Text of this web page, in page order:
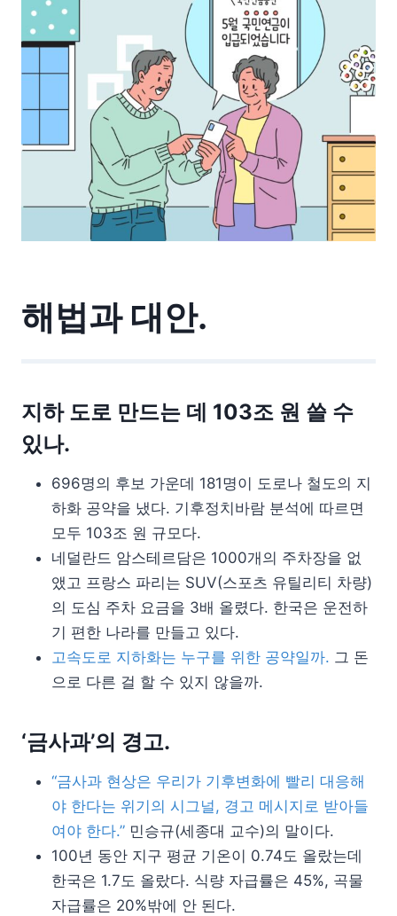
해법과 대안.
지하 도로 만드는 데 103조 원 쓸 수
있나.
696명의 후보 가운데 181명이 도로나 철도의 지
하화 공약을 냈다. 기후정치바람 분석에 따르면
모두 103조 원 규모다.
네덜란드 암스테르담은 1000개의 주차장을 없
앴고 프랑스 파리는 SUV(스포츠 유틸리티 차량)
의 도심 주차 요금을 3배 올렸다. 한국은 운전하
기 편한 나라를 만들고 있다.
고속도로 지하화는 누구를 위한 공약일까. 그 돈
으로 다른 걸 할 수 있지 않을까.
‘금사과’의 경고.
“금사과 현상은 우리가 기후변화에 빨리 대응해
야 한다는 위기의 시그널, 경고 메시지로 받아들
여야 한다.” 민승규(세종대 교수)의 말이다.
100년 동안 지구 평균 기온이 0.74도 올랐는데
한국은 1.7도 올랐다. 식량 자급률은 45%, 곡물
자급률은 20%밖에 안 된다.